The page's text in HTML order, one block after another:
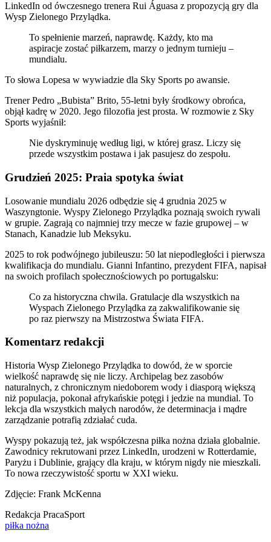
LinkedIn od ówczesnego trenera Rui Águasa z propozycją gry dla
Wysp Zielonego Przylądka.
To spełnienie marzeń, naprawdę. Każdy, kto ma
aspiracje zostać piłkarzem, marzy o jednym turnieju –
mundialu.
To słowa Lopesa w wywiadzie dla Sky Sports po awansie.
Trener Pedro „Bubista” Brito, 55-letni były środkowy obrońca,
objął kadrę w 2020. Jego filozofia jest prosta. W rozmowie z Sky
Sports wyjaśnił:
Nie dyskryminuję według ligi, w której grasz. Liczy się
przede wszystkim postawa i jak pasujesz do zespołu.
Grudzień 2025: Praia spotyka świat
Losowanie mundialu 2026 odbędzie się 4 grudnia 2025 w
Waszyngtonie. Wyspy Zielonego Przylądka poznają swoich rywali
w grupie. Zagrają co najmniej trzy mecze w fazie grupowej – w
Stanach, Kanadzie lub Meksyku.
2025 to rok podwójnego jubileuszu: 50 lat niepodległości i pierwsza
kwalifikacja do mundialu. Gianni Infantino, prezydent FIFA, napisał
na swoich profilach społecznościowych po portugalsku:
Co za historyczna chwila. Gratulacje dla wszystkich na
Wyspach Zielonego Przylądka za zakwalifikowanie się
po raz pierwszy na Mistrzostwa Świata FIFA.
Komentarz redakcji
Historia Wysp Zielonego Przylądka to dowód, że w sporcie
wielkość naprawdę się nie liczy. Archipelag bez zasobów
naturalnych, z chronicznym niedoborem wody i diasporą większą
niż populacja, pokonał afrykańskie potęgi i jedzie na mundial. To
lekcja dla wszystkich małych narodów, że determinacja i mądre
zarządzanie potrafią zdziałać cuda.
Wyspy pokazują też, jak współczesna piłka nożna działa globalnie.
Zawodnicy rekrutowani przez LinkedIn, urodzeni w Rotterdamie,
Paryżu i Dublinie, grający dla kraju, w którym nigdy nie mieszkali.
To nowa rzeczywistość sportu w XXI wieku.
Zdjęcie: Frank McKenna
Redakcja PracaSport
piłka nożna